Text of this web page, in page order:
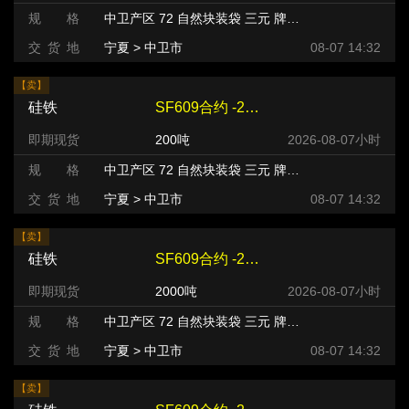
规 格
中卫产区 72 自然块装袋 三元 牌号:FeSi75~B粒度等级/mm
交 货 地
宁夏 > 中卫市 08-07 14:32
【卖】
硅铁 SF609合约 -220 元/吨
即期现货 200吨 2026-08-07小时
规 格
中卫产区 72 自然块装袋 三元 牌号:FeSi75~B粒度等级/mm
交 货 地
宁夏 > 中卫市 08-07 14:32
【卖】
硅铁 SF609合约 -240 元/吨
即期现货 2000吨 2026-08-07小时
规 格
中卫产区 72 自然块装袋 三元 牌号:FeSi75~B粒度等级/mm
交 货 地
宁夏 > 中卫市 08-07 14:32
【卖】